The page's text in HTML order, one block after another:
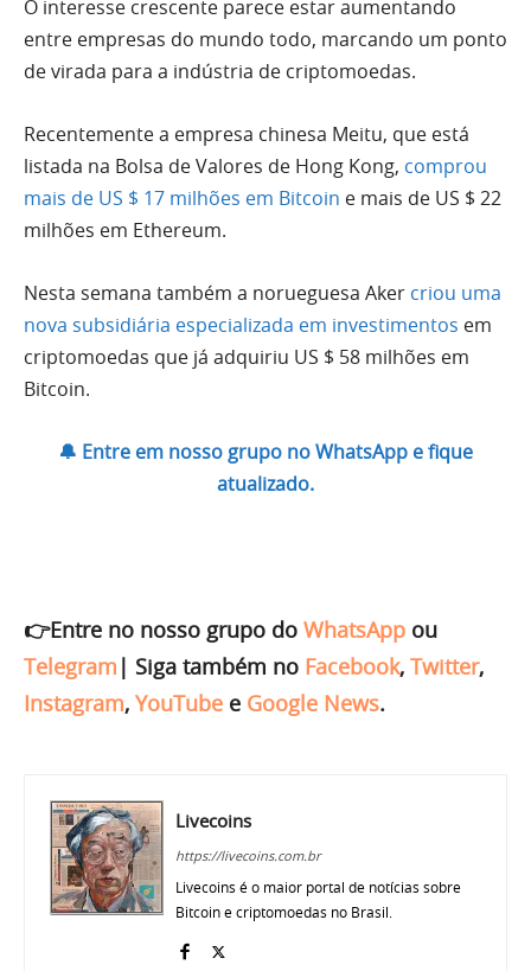
O interesse crescente parece estar aumentando
entre empresas do mundo todo, marcando um ponto
de virada para a indústria de criptomoedas.
Recentemente a empresa chinesa Meitu, que está
listada na Bolsa de Valores de Hong Kong, comprou
mais de US $ 17 milhões em Bitcoin e mais de US $ 22
milhões em Ethereum.
Nesta semana também a norueguesa Aker criou uma
nova subsidiária especializada em investimentos em
criptomoedas que já adquiriu US $ 58 milhões em
Bitcoin.
🔔 Entre em nosso grupo no WhatsApp e fique
atualizado.
👉Entre no nosso grupo do WhatsApp ou
Telegram | Siga também no Facebook, Twitter,
Instagram, YouTube e Google News.
Livecoins
https://livecoins.com.br
Livecoins é o maior portal de notícias sobre
Bitcoin e criptomoedas no Brasil.